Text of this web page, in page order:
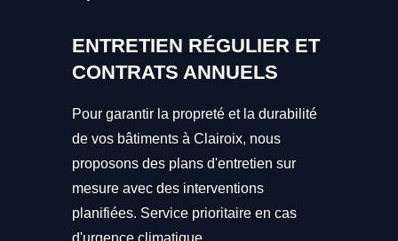
ENTRETIEN RÉGULIER ET
CONTRATS ANNUELS
Pour garantir la propreté et la durabilité
de vos bâtiments à Clairoix, nous
proposons des plans d'entretien sur
mesure avec des interventions
planifiées. Service prioritaire en cas